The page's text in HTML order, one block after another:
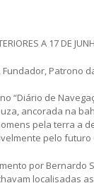
A 17 DE
Patrono
“Diário de
ancorada na
pela terra a
pelo futuro
por Bernardo
localisadas